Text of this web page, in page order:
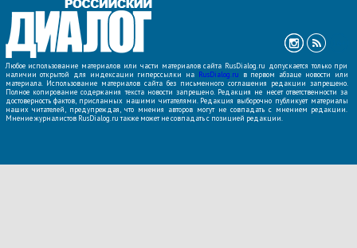
Любое использование материалов или части материалов сайта RusDialog.ru допускается только при
наличии открытой для индексации гиперссылки на RusDialog.ru в первом абзаце новости или
материала. Использование материалов сайта без письменного соглашения редакции запрещено.
Полное копирование содержания текста новости запрещено. Редакция не несет ответственности за
достоверность фактов, присланных нашими читателями. Редакция выборочно публикует материалы
наших читателей, предупреждая, что мнения авторов могут не совпадать с мнением редакции.
Мнение журналистов RusDialog.ru также может не совпадать с позицией редакции.